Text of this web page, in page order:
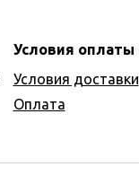
Условия оплаты
Условия доставки
Оплата